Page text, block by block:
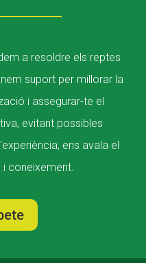
a resoldre els reptes
suport per millorar la
i assegurar-te el
evitant possibles
ens avala el
coneixement.